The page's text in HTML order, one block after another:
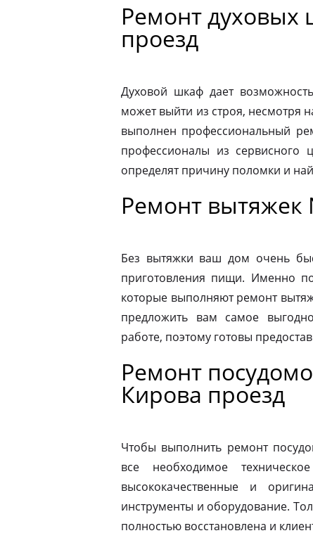
Ремонт духовых
проезд
Духовой шкаф дает
может выйти из строя, несмотря
выполнен профессиональный
профессионалы из сервисного
определят причину поломки и
Ремонт вытяжек
Без вытяжки ваш дом очень
приготовления пищи. Именно
которые выполняют ремонт
предложить вам самое
работе, поэтому готовы
Ремонт
Кирова проезд
Чтобы выполнить ремонт
все необходимое
высококачественные и
инструменты и оборудование.
полностью восстановлена и